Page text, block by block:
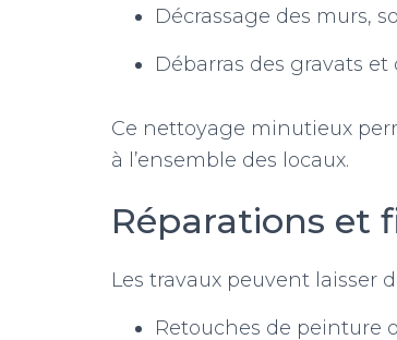
Décrassage des murs,
Débarras des gravats
Ce nettoyage minutieux
à l’ensemble des locaux.
Réparations et
Les travaux peuvent laisser
Retouches de peinture